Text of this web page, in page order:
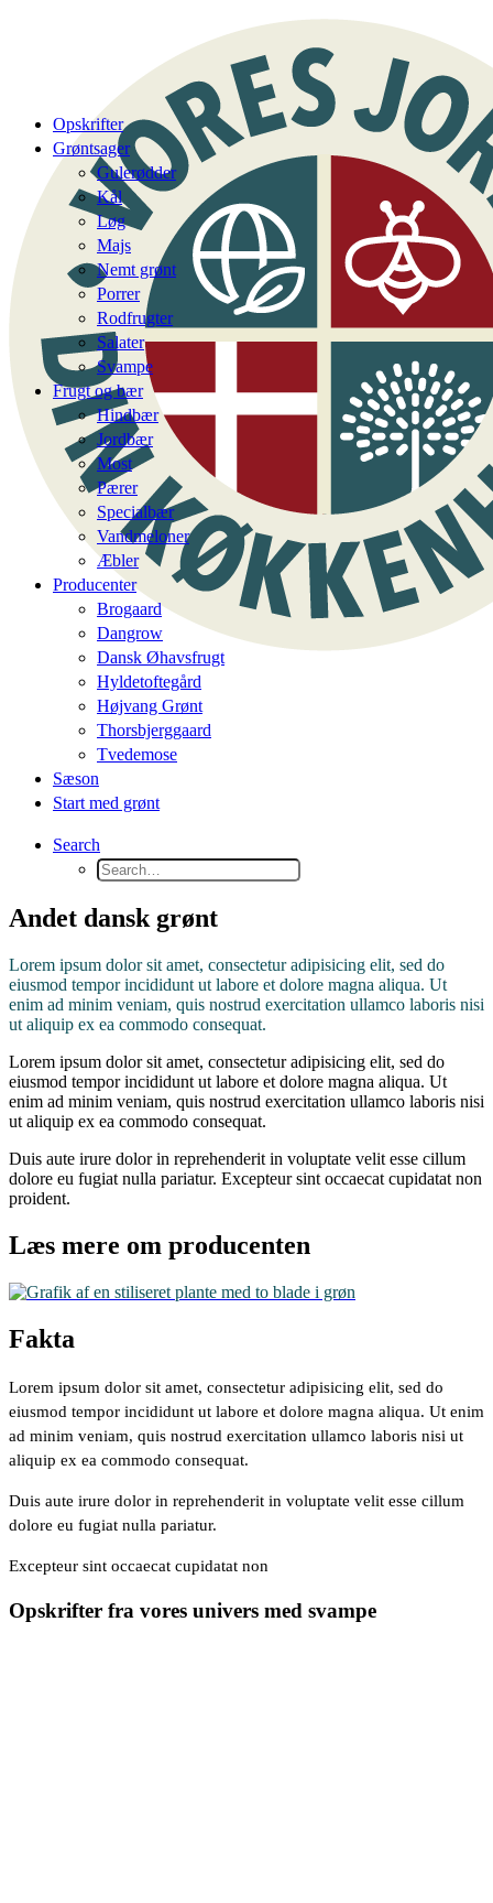
Opskrifter
Grøntsager
Gulerødder
Kål
Løg
Majs
Nemt grønt
Porrer
Rodfrugter
Salater
Svampe
Frugt og bær
Hindbær
Jordbær
Most
Pærer
Specialbær
Vandmeloner
Æbler
Producenter
Brogaard
Dangrow
Dansk Øhavsfrugt
Hyldetoftegård
Højvang Grønt
Thorsbjerggaard
Tvedemose
Sæson
Start med grønt
Search
Andet dansk grønt
Lorem ipsum dolor sit amet, consectetur adipisicing elit, sed do
eiusmod tempor incididunt ut labore et dolore magna aliqua. Ut
enim ad minim veniam, quis nostrud exercitation ullamco laboris nisi
ut aliquip ex ea commodo consequat.
Lorem ipsum dolor sit amet, consectetur adipisicing elit, sed do
eiusmod tempor incididunt ut labore et dolore magna aliqua. Ut
enim ad minim veniam, quis nostrud exercitation ullamco laboris nisi
ut aliquip ex ea commodo consequat.
Duis aute irure dolor in reprehenderit in voluptate velit esse cillum
dolore eu fugiat nulla pariatur. Excepteur sint occaecat cupidatat non
proident.
Læs mere om producenten
Fakta
Lorem ipsum dolor sit amet, consectetur adipisicing elit, sed do
eiusmod tempor incididunt ut labore et dolore magna aliqua. Ut enim
ad minim veniam, quis nostrud exercitation ullamco laboris nisi ut
aliquip ex ea commodo consequat.
Duis aute irure dolor in reprehenderit in voluptate velit esse cillum
dolore eu fugiat nulla pariatur.
Excepteur sint occaecat cupidatat non
Opskrifter fra vores univers med svampe